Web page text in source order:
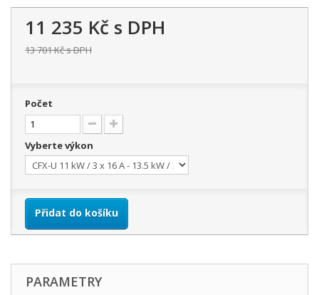
11 235 Kč s DPH
13 701 Kčs DPH
Počet
Vyberte výkon
Přidat do košíku
PARAMETRY